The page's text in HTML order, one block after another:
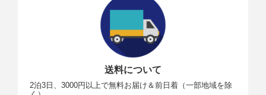
送料について
2泊3日、3000円以上で無料お届け＆前日着（一部地域を除